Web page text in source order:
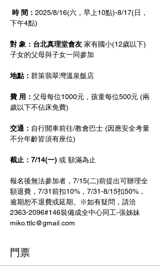
時 間： 2025/8/16(六，早上10點)-8/17(日，
下午4點)
對 象：台北真理堂會友 家有國小(12歲以下)
子女的父母與子女一同參加
地點： 群策翡翠灣溫泉飯店
費 用： 父母每位1000元，孩童每位500元 (兩
歲以下不佔床免費)
交通： 自行開車前往/教會巴士 (因應安全考量
不分年齡皆須有座位)
截止：7/14(一) 或 額滿為止
報名後無法參加者，7/15(二)前提出可辦理全
額退費，7/31前扣10%，7/31-8/15扣50%，
逾期恕不退費或延期。※如有疑問，請洽
2363-2096#146裝備成全中心同工-張姊妹
miko.ttlc@gmail.com
門票